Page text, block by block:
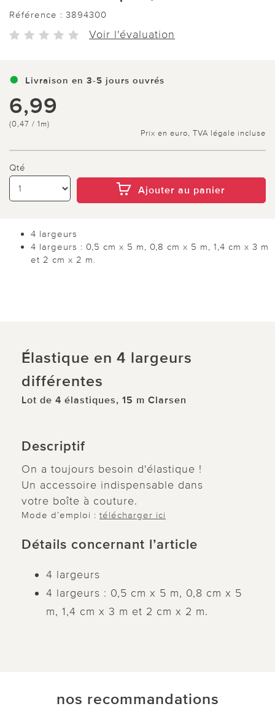
Référence : 3894300
Voir l'évaluation
Livraison en 3-5 jours ouvrés
6,99
(0,47 / 1m)
Prix en euro, TVA légale incluse
Qté
Ajouter au panier
4 largeurs
4 largeurs : 0,5 cm x 5 m, 0,8 cm x 5 m, 1,4 cm x 3 m
et 2 cm x 2 m.
Élastique en 4 largeurs
différentes
Lot de 4 élastiques, 15 m Clarsen
Descriptif
On a toujours besoin d'élastique !
Un accessoire indispensable dans
votre boîte à couture.
Mode d’emploi : télécharger ici
Détails concernant l’article
4 largeurs
4 largeurs : 0,5 cm x 5 m, 0,8 cm x 5
m, 1,4 cm x 3 m et 2 cm x 2 m.
nos recommandations